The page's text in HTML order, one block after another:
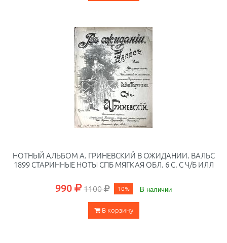
НОТНЫЙ АЛЬБОМ А. ГРИНЕВСКИЙ В ОЖИДАНИИ. ВАЛЬС
1899 СТАРИННЫЕ НОТЫ СПБ МЯГКАЯ ОБЛ. 6 С. С Ч/Б ИЛЛ
990 1100 10% В наличии
В корзину